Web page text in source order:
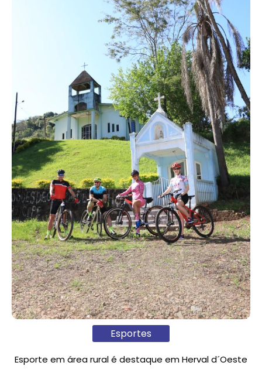
Esportes
Esporte em área rural é destaque em Herval d´Oeste